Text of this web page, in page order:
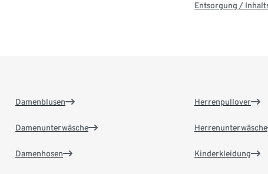
Entsorgung /
Damenblusen
Damenunterwäsche
Damenhosen
Herrenpullover
Herrenunterwäsche
Kinderkleidung